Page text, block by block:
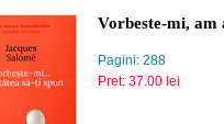
Vorbeste-mi, am
Pagini: 288
Pret: 37.00 lei